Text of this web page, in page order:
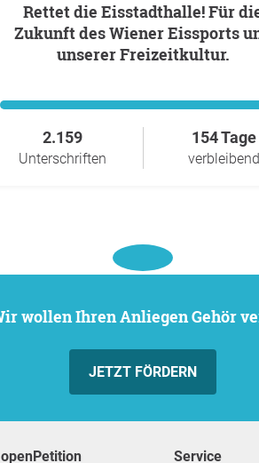
Rettet die Eisstadthalle! Für die
Zukunft des Wiener Eissports
unserer Freizeitkultur.
2.159
Unterschriften
154 Tage
verbleibend
wollen Ihren Anliegen Gehör
JETZT FÖRDERN
openPetition Service